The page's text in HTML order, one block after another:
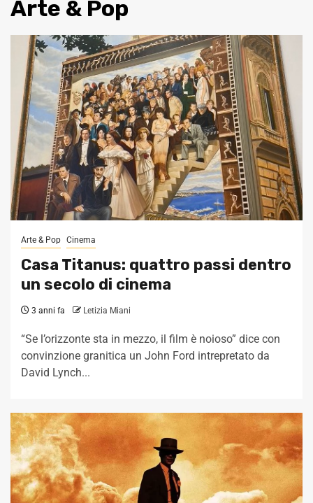
Arte & Pop
Arte & Pop Cinema
Casa Titanus: quattro passi dentro
un secolo di cinema
3 anni fa Letizia Miani
“Se l’orizzonte sta in mezzo, il film è noioso” dice con
convinzione granitica un John Ford intrepretato da
David Lynch...